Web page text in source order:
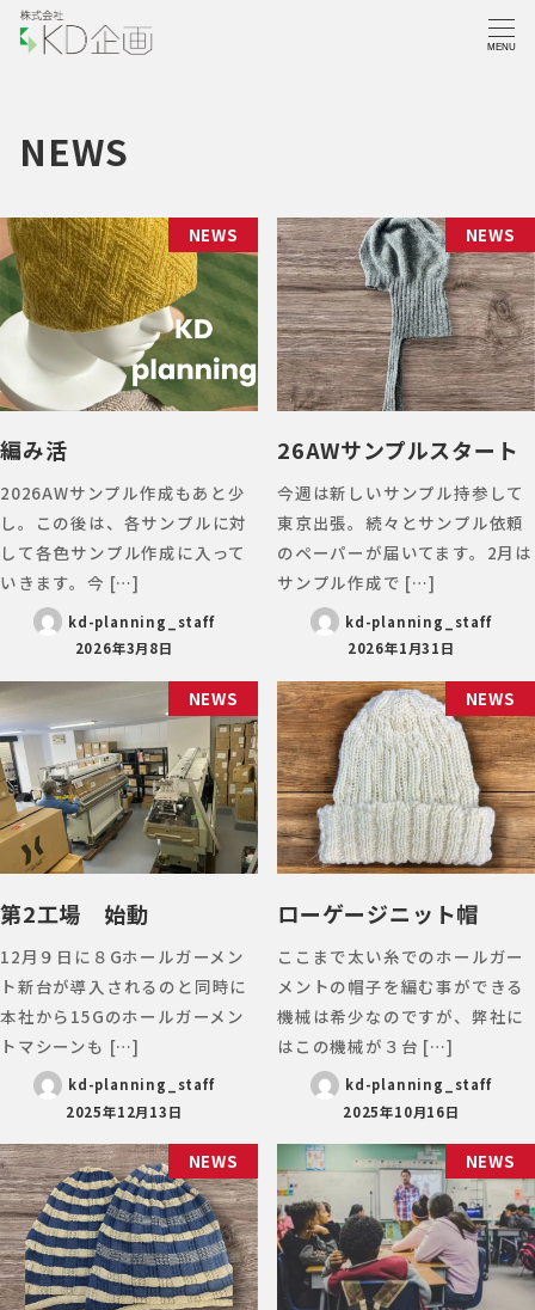
MENU
NEWS
NEWS
編み活
2026AWサンプル作成もあと少
し。この後は、各サンプルに対
して各色サンプル作成に入って
いきます。今 […]
kd-planning_staff
2026年3月8日
NEWS
26AWサンプルスタート
今週は新しいサンプル持参して
東京出張。続々とサンプル依頼
のペーパーが届いてます。2月は
サンプル作成で […]
kd-planning_staff
2026年1月31日
NEWS
第2工場 始動
12月９日に８Gホールガーメン
ト新台が導入されるのと同時に
本社から15Gのホールガーメン
トマシーンも […]
kd-planning_staff
2025年12月13日
NEWS
ローゲージニット帽
ここまで太い糸でのホールガー
メントの帽子を編む事ができる
機械は希少なのですが、弊社に
はこの機械が３台 […]
kd-planning_staff
2025年10月16日
NEWS NEWS